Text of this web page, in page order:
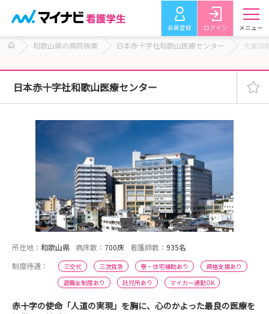
会員登録 ログイン メニュー
和歌山県の病院検索 日本赤十字社和歌山医療センター 先輩詳
日本赤十字社和歌山医療センター
所在地： 和歌山県 病床数： 700床 看護師数： 935名
制度待遇：
三交代 三次救急 寮・住宅補助あり
資格支援あり
退職金制度あり
託児所あり マイカー通勤OK
赤十字の使命「人道の実現」を胸に、心のかよった最良の医療を